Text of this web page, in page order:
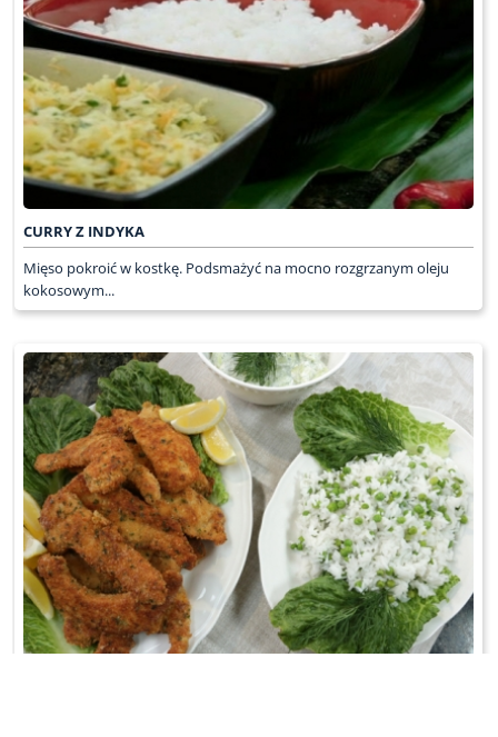
CURRY Z INDYKA
Mięso pokroić w kostkę. Podsmażyć na mocno rozgrzanym oleju
kokosowym...